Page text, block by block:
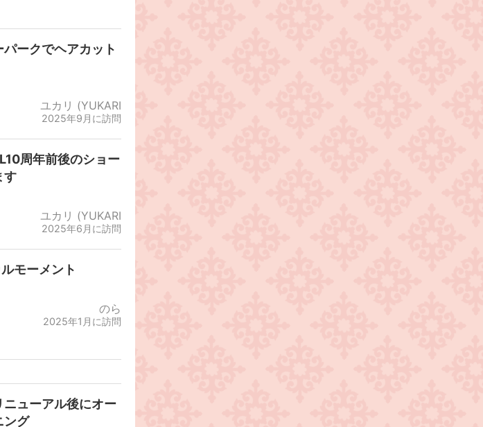
ークでヘアカット
ユカリ (YUKARI
2025年9月に訪問
周年前後のショー
す
ユカリ (YUKARI
2025年6月に訪問
モーメント
のら
2025年1月に訪問
ューアル後にオー
ング